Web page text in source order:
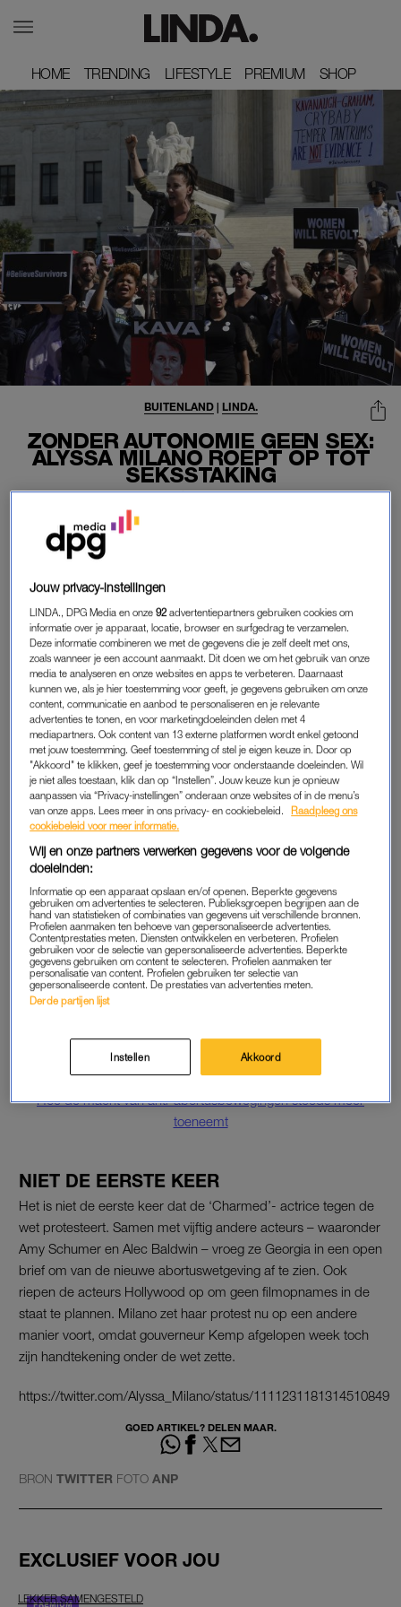
HOME
HOME TRENDING
TRENDING LIFESTYLE
LIFESTYLE PREMIUM
PREMIUM SHOP
SHOP
ZONDER AUTONOMIE GEEN SEX:
ALYSSA MILANO ROEPT OP TOT
SEKSSTAKING
BUITENLAND| LINDA.
12-05-2019 | MARISSA KLAVER
Met ‘#SexStrike’ protesteert de Amerikaanse actrice
tegen strengere abortuswetgeving in de staat Georgia.
Georgia staat op het punt abortus na de zesde week van de
zwangerschap te verbieden.
ABORTUS VERBODEN NA ZES WEKEN
De wet leidt tot een hoop commotie in de Verenigde Staten.
Artsen kunnen de hartslag van de foetus meestal na ongeveer
zes weken meten, benadrukken voorvechters van de wet.
Anderen benadrukken dat vrouwen op dat punt vaak nog niet
eens weten dat ze zwanger zijn. Volgens hen is de wet
daardoor eigenlijk een verkapt abortusverbod, en een inbreuk
op de rechten van vrouwen.
https://twitter.com/Alyssa_Milano/status/1127040792281767936
WETTELIJKE CONTROLE OVER HET
VROUWELIJK LICHAAM
Vrouwen wordt op deze wijze hun voortplantingsrecht
ontnomen, twittert Milano. Ze eist ‘wettelijke controle’ over het
voordat we de controle over ons lichaam terug krijgen.”
Lees ook
Hoe de macht van anti-abortusbewegingen steeds meer
toeneemt
NIET DE EERSTE KEER
Het is niet de eerste keer dat de ‘Charmed’- actrice tegen de
wet protesteert. Samen met vijftig andere acteurs – waaronder
Amy Schumer en Alec Baldwin – vroeg ze Georgia in een open
brief om van de nieuwe abortuswetgeving af te zien. Ook
riepen de acteurs Hollywood op om geen filmopnames in de
staat te plannen. Milano zet haar protest nu op een andere
manier voort, omdat gouverneur Kemp afgelopen week toch
zijn handtekening onder de wet zette.
https://twitter.com/Alyssa_Milano/status/1111231181314510849
GOED ARTIKEL? DELEN MAAR.
BRON TWITTER FOTO ANP
EXCLUSIEF VOOR JOU
LEKKER SAMENGESTELD
Jouw privacy-instellingen
LINDA., DPG Media en onze92 advertentiepartners gebruiken cookies om
informatie over je apparaat, locatie, browser en surfgedrag te verzamelen.
Deze informatie combineren we met de gegevens die je zelf deelt met ons,
zoals wanneer je een account aanmaakt. Dit doen we om het gebruik van onze
media te analyseren en onze websites en apps te verbeteren. Daarnaast
kunnen we, als je hier toestemming voor geeft, je gegevens gebruiken om onze
content, communicatie en aanbod te personaliseren en je relevante
advertenties te tonen, en voor marketingdoeleinden delen met 4
mediapartners. Ook content van 13 externe platformen wordt enkel getoond
met jouw toestemming. Geef toestemming of stel je eigen keuze in. Door op
"Akkoord" te klikken, geef je toestemming voor onderstaande doeleinden. Wil
je niet alles toestaan, klik dan op “Instellen”. Jouw keuze kun je opnieuw
aanpassen via “Privacy-instellingen” onderaan onze websites of in de menu’s
van onze apps. Lees meer in ons privacy- en cookiebeleid.
Raadpleeg ons
cookiebeleid voor meer informatie.
Wij en onze partners verwerken gegevens voor de volgende
doeleinden:
Informatie op een apparaat opslaan en/of openen. Beperkte gegevens
gebruiken om advertenties te selecteren. Publieksgroepen begrijpen aan de
hand van statistieken of combinaties van gegevens uit verschillende bronnen.
Profielen aanmaken ten behoeve van gepersonaliseerde advertenties.
Contentprestaties meten. Diensten ontwikkelen en verbeteren. Profielen
gebruiken voor de selectie van gepersonaliseerde advertenties. Beperkte
gegevens gebruiken om content te selecteren. Profielen aanmaken ter
personalisatie van content. Profielen gebruiken ter selectie van
gepersonaliseerde content. De prestaties van advertenties meten.
Derde partijen lijst
Instellen Akkoord